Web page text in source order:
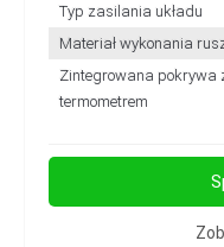
Typ zasilania układu
Materiał wykonania
Zintegrowana pokrywa
termometrem